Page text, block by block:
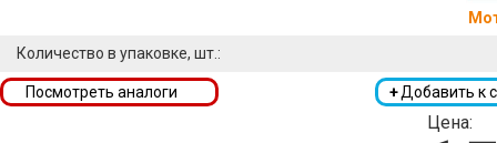
Количество в упаковке, шт.:
+Добавить к
Посмотреть аналоги
Цена: